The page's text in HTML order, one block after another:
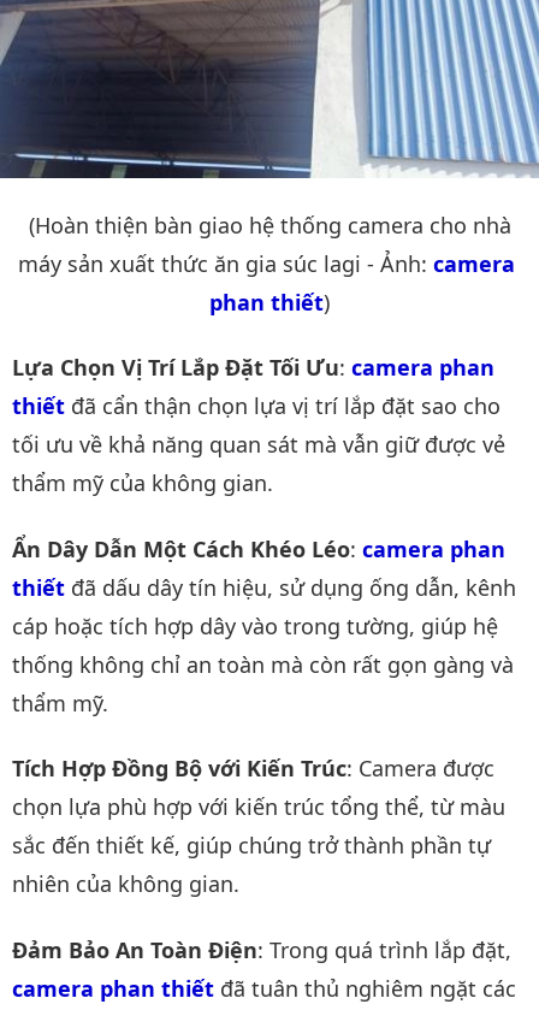
(Hoàn thiện bàn giao hệ thống camera cho nhà
máy sản xuất thức ăn gia súc lagi - Ảnh: camera
phan thiết)
Lựa Chọn Vị Trí Lắp Đặt Tối Ưu: camera phan
thiết đã cẩn thận chọn lựa vị trí lắp đặt sao cho
tối ưu về khả năng quan sát mà vẫn giữ được vẻ
thẩm mỹ của không gian.
Ẩn Dây Dẫn Một Cách Khéo Léo: camera phan
thiết đã dấu dây tín hiệu, sử dụng ống dẫn, kênh
cáp hoặc tích hợp dây vào trong tường, giúp hệ
thống không chỉ an toàn mà còn rất gọn gàng và
thẩm mỹ.
Tích Hợp Đồng Bộ với Kiến Trúc: Camera được
chọn lựa phù hợp với kiến trúc tổng thể, từ màu
sắc đến thiết kế, giúp chúng trở thành phần tự
nhiên của không gian.
Đảm Bảo An Toàn Điện: Trong quá trình lắp đặt,
camera phan thiết đã tuân thủ nghiêm ngặt các